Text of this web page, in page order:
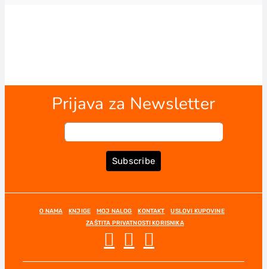
Prijava za Newsletter
Subscribe
O NAMA KNJIGE MOJ NALOG KONTAKT
USLOVI KUPOVINE
ZAŠTITA PRIVATNOSTI KORISNIKA